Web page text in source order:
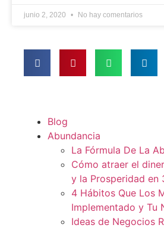
junio 2, 2020 No hay comentarios
Blog
Abundancia
La Fórmula De La
Cómo atraer el
y la Prosperidad en
4 Hábitos Que Los
Implementado y Tu
Ideas de Negocios